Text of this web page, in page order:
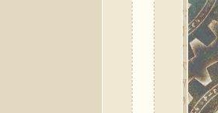
Косадесу.
На
словах
она
мне
всё
прекрасно